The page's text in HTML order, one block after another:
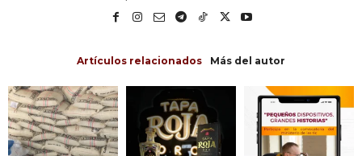
Artículos relacionados Más del autor